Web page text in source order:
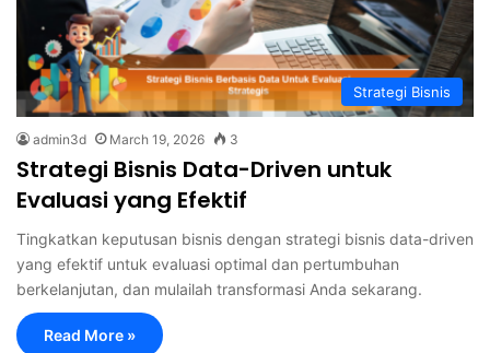
Strategi Bisnis
admin3d March 19, 2026 3
Strategi Bisnis Data-Driven untuk
Evaluasi yang Efektif
Tingkatkan keputusan bisnis dengan strategi bisnis data-driven
yang efektif untuk evaluasi optimal dan pertumbuhan
berkelanjutan, dan mulailah transformasi Anda sekarang.
Read More »